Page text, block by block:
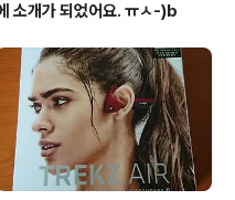
소개가 되었어요. ㅠㅅ-)b